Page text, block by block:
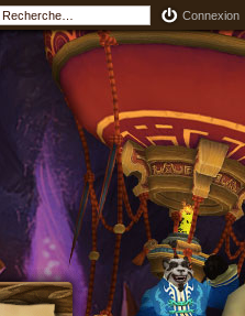
Connexion